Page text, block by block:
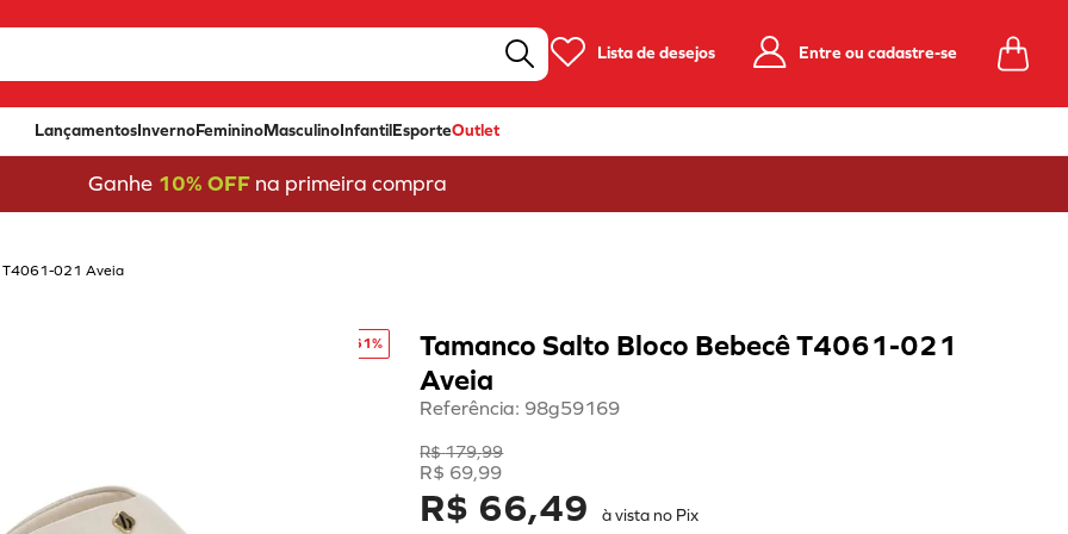
Lista de desejos Entre ou cadastre-se
LançamentosInvernoFemininoMasculinoInfantilEsporteOutlet
Ganhe 10% OFFna primeira compra
T4061-021 Aveia
61%
Tamanco Salto Bloco Bebecê T4061-021
Aveia
Referência: 98g59169
R$179,99
R$ 69,99
R$ 66,49
à vista no Pix